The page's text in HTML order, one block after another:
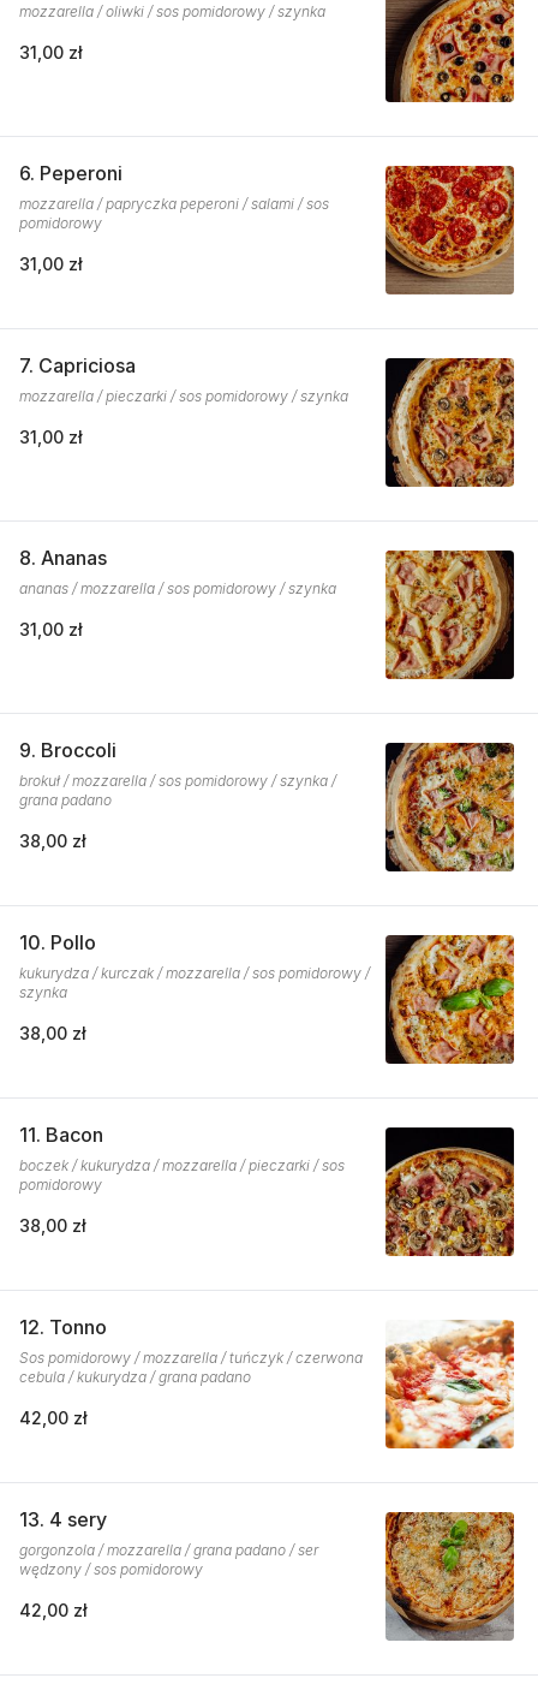
mozzarella / oliwki / sos pomidorowy / szynka
31,00 zł
6. Peperoni
mozzarella / papryczka peperoni / salami / sos
pomidorowy
31,00 zł
7. Capriciosa
mozzarella / pieczarki / sos pomidorowy / szynka
31,00 zł
8. Ananas
ananas / mozzarella / sos pomidorowy / szynka
31,00 zł
9. Broccoli
brokuł / mozzarella / sos pomidorowy / szynka /
grana padano
38,00 zł
10. Pollo
kukurydza / kurczak / mozzarella / sos pomidorowy /
szynka
38,00 zł
11. Bacon
boczek / kukurydza / mozzarella / pieczarki / sos
pomidorowy
38,00 zł
12. Tonno
Sos pomidorowy / mozzarella / tuńczyk / czerwona
cebula / kukurydza / grana padano
42,00 zł
13. 4 sery
gorgonzola / mozzarella / grana padano / ser
wędzony / sos pomidorowy
42,00 zł